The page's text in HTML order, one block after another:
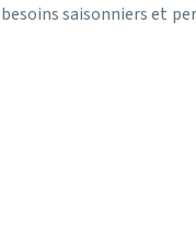
saisonniers et